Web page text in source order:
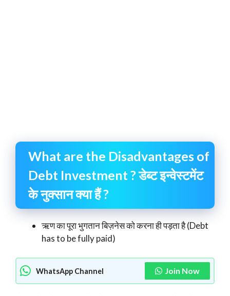
What are the Disadvantages of
Debt Investment ? डेब्ट इन्वेस्टमेंट
के नुक्सान क्या हैं ?
ऋण का पूरा भुगतान बिज़नेस को करना ही पड़ता है (Debt
has to be fully paid)
WhatsApp Channel Join Now